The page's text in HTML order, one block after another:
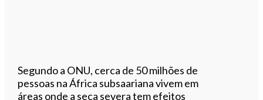
Segundo a ONU, cerca de 50 milhões de
pessoas na África subsaariana vivem em
áreas onde a seca severa tem efeitos